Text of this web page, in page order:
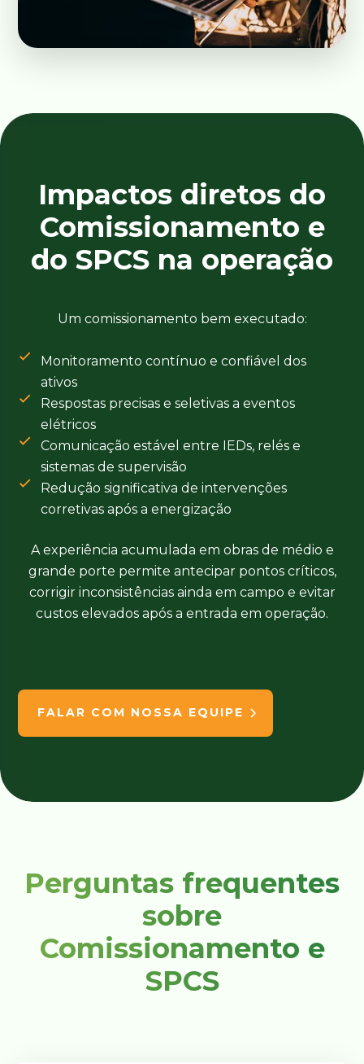
Impactos diretos do
Comissionamento e
do SPCS na operação
Um comissionamento bem executado:
Monitoramento contínuo e confiável dos
ativos
Respostas precisas e seletivas a eventos
elétricos
Comunicação estável entre IEDs, relés e
sistemas de supervisão
Redução significativa de intervenções
corretivas após a energização
A experiência acumulada em obras de médio e
grande porte permite antecipar pontos críticos,
corrigir inconsistências ainda em campo e evitar
custos elevados após a entrada em operação.
FALAR COM NOSSA EQUIPE
Perguntas frequentes
sobre
Comissionamento e
SPCS